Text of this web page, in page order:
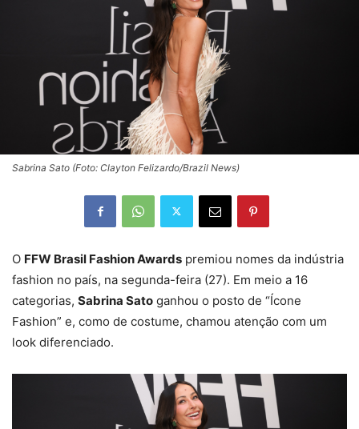
Sabrina Sato (Foto: Clayton Felizardo/Brazil News)
O FFW Brasil Fashion Awards premiou nomes da indústria
fashion no país, na segunda-feira (27). Em meio a 16
categorias, Sabrina Sato ganhou o posto de “Ícone
Fashion” e, como de costume, chamou atenção com um
look diferenciado.